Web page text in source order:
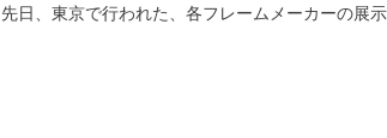
先日、東京で行われた、各フレームメーカーの展